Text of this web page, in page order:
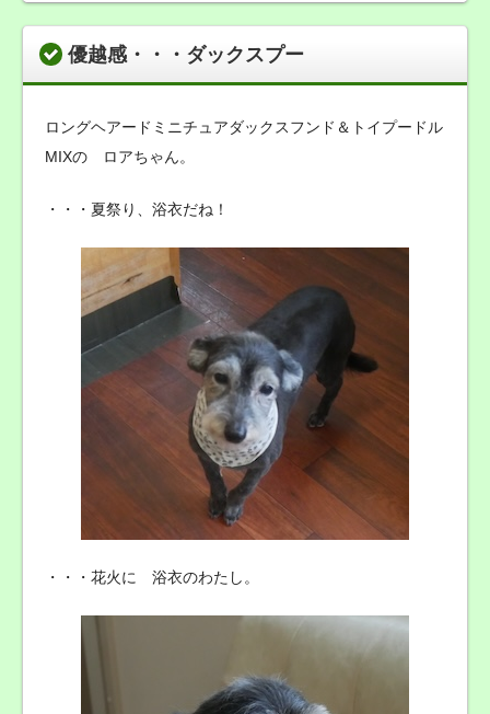
優越感・・・ダックスプー
ロングヘアードミニチュアダックスフンド＆トイプードル
MIXの ロアちゃん。
・・・夏祭り、浴衣だね！
・・・花火に 浴衣のわたし。